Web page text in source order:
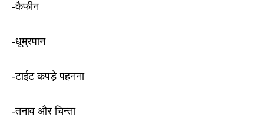
-कैफीन
-धूम्रपान
-टाईट कपड़े पहनना
-तनाव और चिन्ता